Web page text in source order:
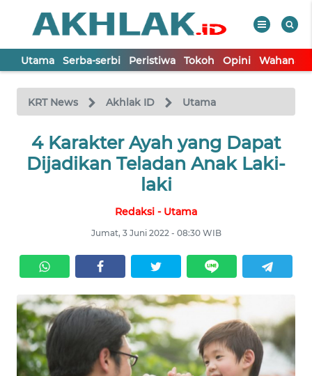
Utama Serba-serbi Peristiwa Tokoh Opini Wahana
KRT News Akhlak ID Utama
4 Karakter Ayah yang Dapat
Dijadikan Teladan Anak Laki-
laki
Redaksi - Utama
Jumat, 3 Juni 2022 - 08:30 WIB
TV
Tutup
UTAMA
TOKOH
OPINI
WAHANA
INFRASTRUKTUR